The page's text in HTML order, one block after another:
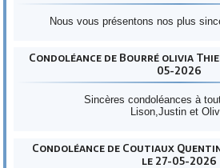
Nous vous présentons nos plus
Condoléance de Bourré olivia
05-2026
Sincères condoléances à
Lison,Justin et
Condoléance de Coutiaux
le 27-05-2026